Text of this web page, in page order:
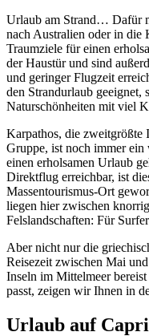
Urlaub am Strand… Dafür
nach Australien oder in die
Traumziele für einen
der Haustür und sind
und geringer Flugzeit
den Strandurlaub geeignet,
Naturschönheiten mit viel
Karpathos, die zweitgrößte
Gruppe, ist noch immer
einen erholsamen Urlaub
Direktflug erreichbar, ist
Massentourismus-Ort
liegen hier zwischen
Felslandschaften: Für
Aber nicht nur die
Reisezeit zwischen Mai
Inseln im Mittelmeer
passt, zeigen wir Ihnen in
Urlaub auf